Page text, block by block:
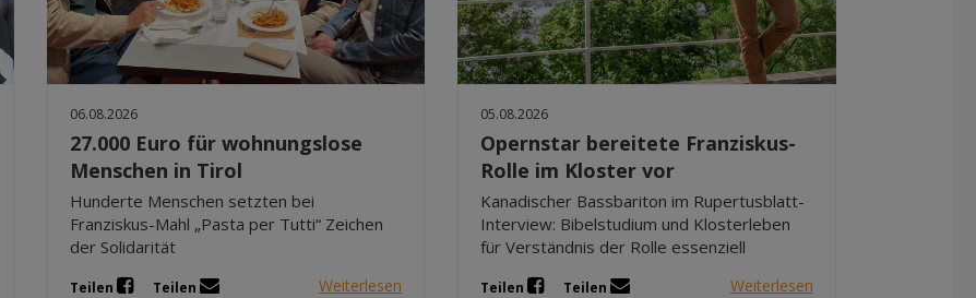
Jan 2026
Dez 2025
Nov 2025
06.08.2026
27.000 Euro für wohnungslose
Menschen in Tirol
Hunderte Menschen setzten bei
Franziskus-Mahl „Pasta per Tutti“ Zeichen
der Solidarität
Teilen Teilen Weiterlesen
05.08.2026
Opernstar bereitete Franziskus-
Rolle im Kloster vor
Kanadischer Bassbariton im Rupertusblatt-
Interview: Bibelstudium und Klosterleben
für Verständnis der Rolle essenziell
Teilen Teilen Weiterlesen